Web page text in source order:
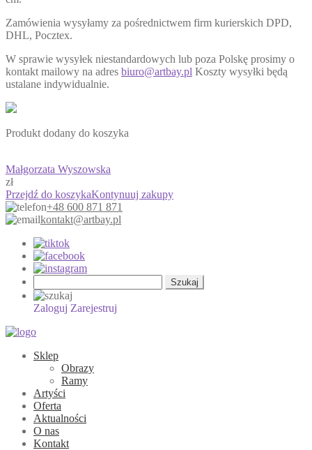
Zamówienia wysyłamy za pośrednictwem firm kurierskich DPD,
DHL, Pocztex.
W sprawie wysyłek niestandardowych lub poza Polskę prosimy o
kontakt mailowy na adres biuro@artbay.pl Koszty wysyłki będą
ustalane indywidualnie.
Produkt dodany do koszyka
Małgorzata Wyszowska
zł
Przejdź do koszykaKontynuuj zakupy
+48 600 871 871
kontakt@artbay.pl
Zaloguj Zarejestruj
Sklep
Obrazy
Ramy
Artyści
Oferta
Aktualności
O nas
Kontakt